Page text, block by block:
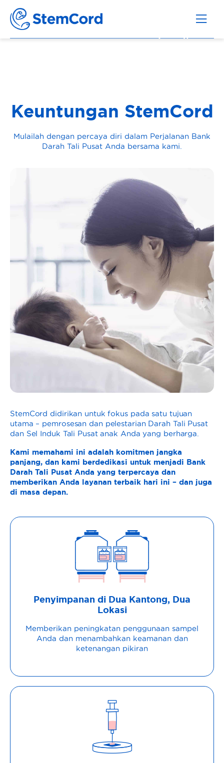
Keuntungan StemCord
Mulailah dengan percaya diri dalam Perjalanan Bank
Darah Tali Pusat Anda bersama kami.
StemCord didirikan untuk fokus pada satu tujuan
utama – pemrosesan dan pelestarian Darah Tali Pusat
dan Sel Induk Tali Pusat anak Anda yang berharga.
Kami memahami ini adalah komitmen jangka
panjang, dan kami berdedikasi untuk menjadi Bank
Darah Tali Pusat Anda yang terpercaya dan
memberikan Anda layanan terbaik hari ini – dan juga
di masa depan.
Penyimpanan di Dua Kantong, Dua
Lokasi
Memberikan peningkatan penggunaan sampel
Anda dan menambahkan keamanan dan
ketenangan pikiran